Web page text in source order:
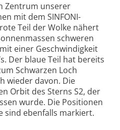
Zentrum unserer
mit dem SINFONI-
Teil der Wolke nähert
schweren
einer Geschwindigkeit
Der blaue Teil hat bereits
Schwarzen Loch
wieder davon. Die
Orbit des Sterns S2, der
wurde. Die Positionen
sind ebenfalls markiert.